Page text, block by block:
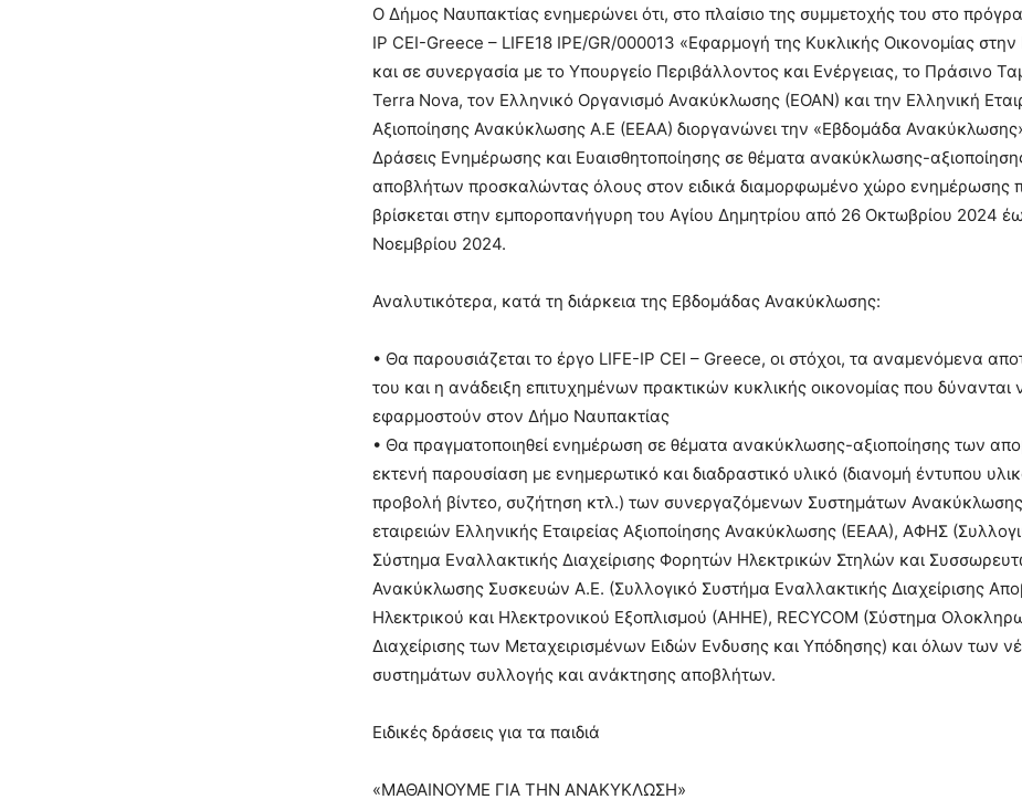
Ο Δήμος Ναυπακτίας ενημερώνει ότι, στο πλαίσιο της συμμετοχής του στο
IP CEI-Greece – LIFE18 IPE/GR/000013 «Εφαρμογή της Κυκλικής Οικονομίας
και σε συνεργασία με το Υπουργείο Περιβάλλοντος και Ενέργειας, το Πράσινο
Terra Nova, τον Ελληνικό Οργανισμό Ανακύκλωσης (ΕΟΑΝ) και την Ελληνική
Αξιοποίησης Ανακύκλωσης Α.Ε (ΕΕΑΑ) διοργανώνει την «Εβδομάδα
Δράσεις Ενημέρωσης και Ευαισθητοποίησης σε θέματα ανακύκλωσης-
αποβλήτων προσκαλώντας όλους στον ειδικά διαμορφωμένο χώρο ενημέρωσης
βρίσκεται στην εμποροπανήγυρη του Αγίου Δημητρίου από 26 Οκτωβρίου 2024
Νοεμβρίου 2024.
Αναλυτικότερα, κατά τη διάρκεια της Εβδομάδας Ανακύκλωσης:
• Θα παρουσιάζεται το έργο LIFE-IP CEI – Greece, οι στόχοι, τα αναμενόμενα
του και η ανάδειξη επιτυχημένων πρακτικών κυκλικής οικονομίας που δύνανται
εφαρμοστούν στον Δήμο Ναυπακτίας
• Θα πραγματοποιηθεί ενημέρωση σε θέματα ανακύκλωσης-αξιοποίησης των
εκτενή παρουσίαση με ενημερωτικό και διαδραστικό υλικό (διανομή έντυπου
προβολή βίντεο, συζήτηση κτλ.) των συνεργαζόμενων Συστημάτων
εταιρειών Ελληνικής Εταιρείας Αξιοποίησης Ανακύκλωσης (ΕΕΑΑ), ΑΦΗΣ
Σύστημα Εναλλακτικής Διαχείρισης Φορητών Ηλεκτρικών Στηλών και
Ανακύκλωσης Συσκευών Α.Ε. (Συλλογικό Συστήμα Εναλλακτικής Διαχείρισης
Ηλεκτρικού και Ηλεκτρονικού Εξοπλισμού (ΑΗΗΕ), RECYCOM (Σύστημα
Διαχείρισης των Μεταχειρισμένων Ειδών Ενδυσης και Υπόδησης) και όλων των
συστημάτων συλλογής και ανάκτησης αποβλήτων.
Ειδικές δράσεις για τα παιδιά
«ΜΑΘΑΙΝΟΥΜΕ ΓΙΑ ΤΗΝ ΑΝΑΚΥΚΛΩΣΗ»